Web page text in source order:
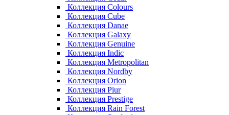
Коллекция Colours
Коллекция Cube
Коллекция Danae
Коллекция Galaxy
Коллекция Genuine
Коллекция Indic
Коллекция Metropolitan
Коллекция Nordby
Коллекция Orion
Коллекция Piur
Коллекция Prestige
Коллекция Rain Forest